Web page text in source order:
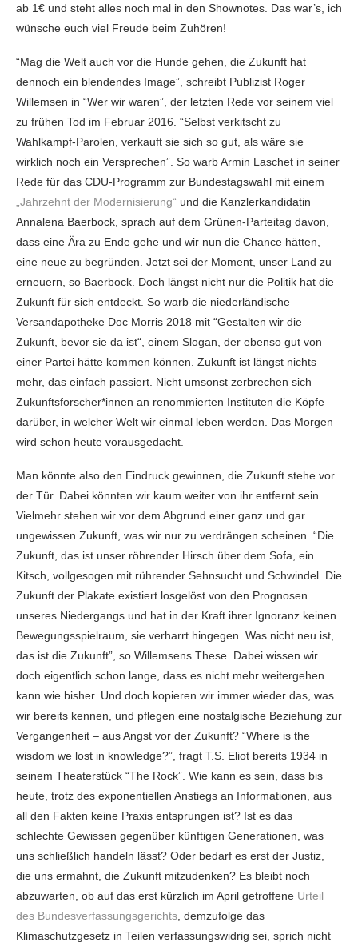
ab 1€ und steht alles noch mal in den Shownotes. Das war’s, ich
wünsche euch viel Freude beim Zuhören!
“Mag die Welt auch vor die Hunde gehen, die Zukunft hat
dennoch ein blendendes Image”, schreibt Publizist Roger
Willemsen in “Wer wir waren”, der letzten Rede vor seinem viel
zu frühen Tod im Februar 2016. “Selbst verkitscht zu
Wahlkampf-Parolen, verkauft sie sich so gut, als wäre sie
wirklich noch ein Versprechen”. So warb Armin Laschet in seiner
Rede für das CDU-Programm zur Bundestagswahl mit einem
„Jahrzehnt der Modernisierung“ und die Kanzlerkandidatin
Annalena Baerbock, sprach auf dem Grünen-Parteitag davon,
dass eine Ära zu Ende gehe und wir nun die Chance hätten,
eine neue zu begründen. Jetzt sei der Moment, unser Land zu
erneuern, so Baerbock. Doch längst nicht nur die Politik hat die
Zukunft für sich entdeckt. So warb die niederländische
Versandapotheke Doc Morris 2018 mit “Gestalten wir die
Zukunft, bevor sie da ist“, einem Slogan, der ebenso gut von
einer Partei hätte kommen können. Zukunft ist längst nichts
mehr, das einfach passiert. Nicht umsonst zerbrechen sich
Zukunftsforscher*innen an renommierten Instituten die Köpfe
darüber, in welcher Welt wir einmal leben werden. Das Morgen
wird schon heute vorausgedacht.
Man könnte also den Eindruck gewinnen, die Zukunft stehe vor
der Tür. Dabei könnten wir kaum weiter von ihr entfernt sein.
Vielmehr stehen wir vor dem Abgrund einer ganz und gar
ungewissen Zukunft, was wir nur zu verdrängen scheinen. “Die
Zukunft, das ist unser röhrender Hirsch über dem Sofa, ein
Kitsch, vollgesogen mit rührender Sehnsucht und Schwindel. Die
Zukunft der Plakate existiert losgelöst von den Prognosen
unseres Niedergangs und hat in der Kraft ihrer Ignoranz keinen
Bewegungsspielraum, sie verharrt hingegen. Was nicht neu ist,
das ist die Zukunft”, so Willemsens These. Dabei wissen wir
doch eigentlich schon lange, dass es nicht mehr weitergehen
kann wie bisher. Und doch kopieren wir immer wieder das, was
wir bereits kennen, und pflegen eine nostalgische Beziehung zur
Vergangenheit – aus Angst vor der Zukunft? “Where is the
wisdom we lost in knowledge?”, fragt T.S. Eliot bereits 1934 in
seinem Theaterstück “The Rock”. Wie kann es sein, dass bis
heute, trotz des exponentiellen Anstiegs an Informationen, aus
all den Fakten keine Praxis entsprungen ist? Ist es das
schlechte Gewissen gegenüber künftigen Generationen, was
uns schließlich handeln lässt? Oder bedarf es erst der Justiz,
die uns ermahnt, die Zukunft mitzudenken? Es bleibt noch
abzuwarten, ob auf das erst kürzlich im April getroffene Urteil
des Bundesverfassungsgerichts , demzufolge das
Klimaschutzgesetz in Teilen verfassungswidrig sei, sprich nicht